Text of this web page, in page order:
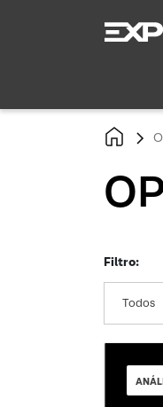
Filtro:
Todos